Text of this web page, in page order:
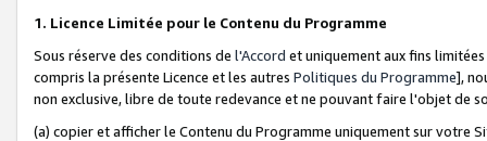
1. Licence Limitée pour le Contenu du Programme
Sous réserve des conditions de l'Accord et uniquement aux fins
compris la présente Licence et les autres Politiques du Programme],
non exclusive, libre de toute redevance et ne pouvant faire l'objet de
(a) copier et afficher le Contenu du Programme uniquement sur votre